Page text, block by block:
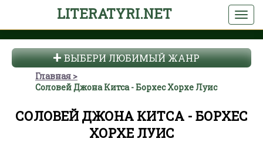
LITERATYRI.NET
ВЫБЕРИ ЛЮБИМЫЙ ЖАНР
Главная
Соловей Джона Китса - Борхес Хорхе Луис
СОЛОВЕЙ ДЖОНА КИТСА - БОРХЕС
ХОРХЕ ЛУИС